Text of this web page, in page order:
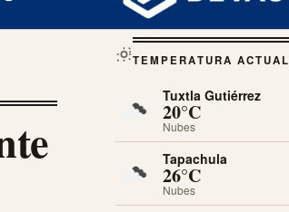
TEMPERATURA ACTUAL
Tuxtla Gutiérrez
20°C
Nubes
Tapachula
26°C
Nubes